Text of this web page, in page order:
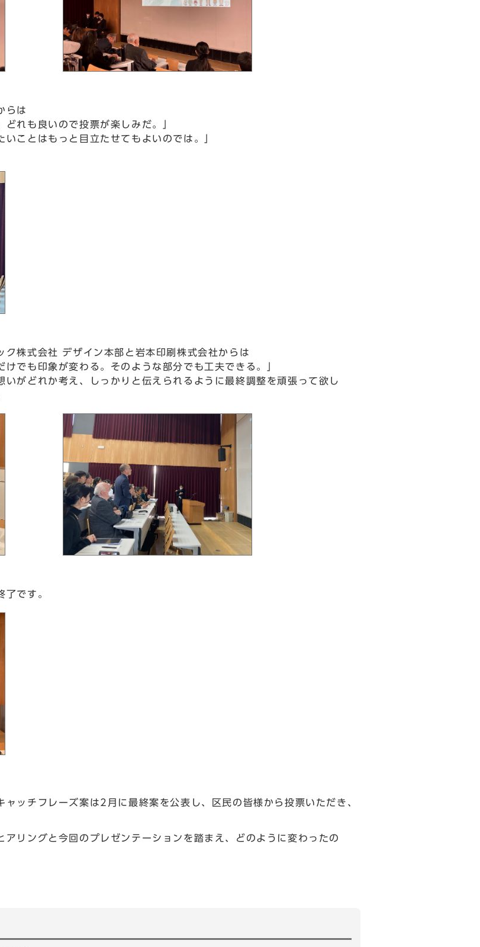
らは
どれも良いので投票が楽しみだ。」
いことはもっと目立たせてもよいのでは。」
株式会社 デザイン本部と岩本印刷株式会社からは
けでも印象が変わる。そのような部分でも工夫できる。」
いがどれか考え、しっかりと伝えられるように最終調整を頑張って欲し
です。
ッチフレーズ案は2月に最終案を公表し、区民の皆様から投票いただき、
リングと今回のプレゼンテーションを踏まえ、どのように変わったの